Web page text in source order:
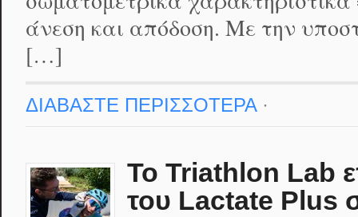
άνεση και απόδοση. Με την
[…]
ΔΙΑΒΑΣΤΕ ΠΕΡΙΣΣΟΤΕΡΑ·
Το Triathlon Lab
του Lactate Plus